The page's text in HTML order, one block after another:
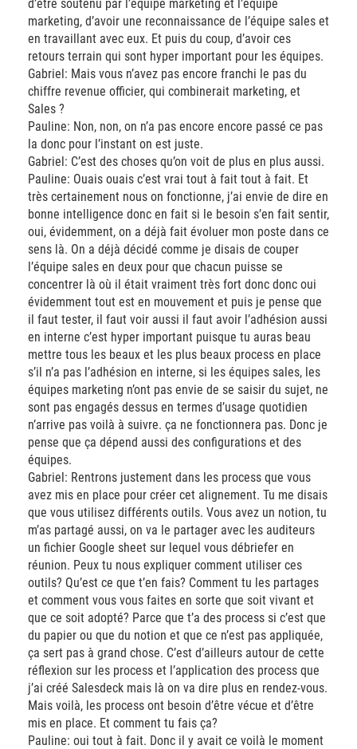
d’être soutenu par l’équipe marketing et l’équipe
marketing, d’avoir une reconnaissance de l’équipe sales et
en travaillant avec eux. Et puis du coup, d’avoir ces
retours terrain qui sont hyper important pour les équipes.
Gabriel: Mais vous n’avez pas encore franchi le pas du
chiffre revenue officier, qui combinerait marketing, et
Sales ?
Pauline: Non, non, on n’a pas encore encore passé ce pas
la donc pour l’instant on est juste.
Gabriel: C’est des choses qu’on voit de plus en plus aussi.
Pauline: Ouais ouais c’est vrai tout à fait tout à fait. Et
très certainement nous on fonctionne, j’ai envie de dire en
bonne intelligence donc en fait si le besoin s’en fait sentir,
oui, évidemment, on a déjà fait évoluer mon poste dans ce
sens là. On a déjà décidé comme je disais de couper
l’équipe sales en deux pour que chacun puisse se
concentrer là où il était vraiment très fort donc donc oui
évidemment tout est en mouvement et puis je pense que
il faut tester, il faut voir aussi il faut avoir l’adhésion aussi
en interne c’est hyper important puisque tu auras beau
mettre tous les beaux et les plus beaux process en place
s’il n’a pas l’adhésion en interne, si les équipes sales, les
équipes marketing n’ont pas envie de se saisir du sujet, ne
sont pas engagés dessus en termes d’usage quotidien
n’arrive pas voilà à suivre. ça ne fonctionnera pas. Donc je
pense que ça dépend aussi des configurations et des
équipes.
Gabriel: Rentrons justement dans les process que vous
avez mis en place pour créer cet alignement. Tu me disais
que vous utilisez différents outils. Vous avez un notion, tu
m’as partagé aussi, on va le partager avec les auditeurs
un fichier Google sheet sur lequel vous débriefer en
réunion. Peux tu nous expliquer comment utiliser ces
outils? Qu’est ce que t’en fais? Comment tu les partages
et comment vous vous faites en sorte que soit vivant et
que ce soit adopté? Parce que t’a des process si c’est que
du papier ou que du notion et que ce n’est pas appliquée,
ça sert pas à grand chose. C’est d’ailleurs autour de cette
réflexion sur les process et l’application des process que
j’ai créé Salesdeck mais là on va dire plus en rendez-vous.
Mais voilà, les process ont besoin d’être vécue et d’être
mis en place. Et comment tu fais ça?
Pauline: oui tout à fait. Donc il y avait ce voilà le moment